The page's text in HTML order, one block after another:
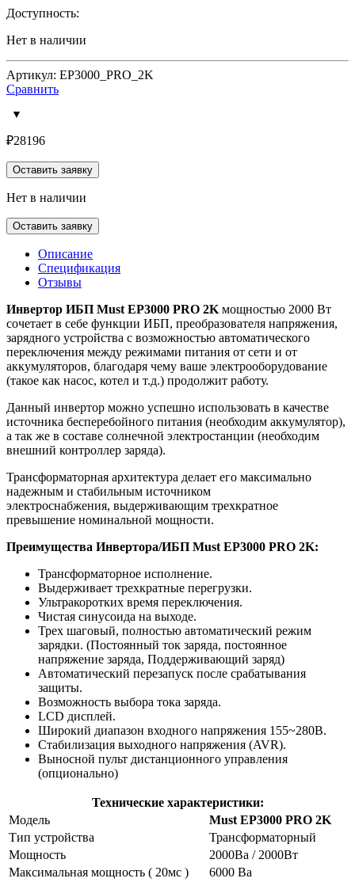
Доступность:
Нет в наличии
Артикул: EP3000_PRO_2K
Сравнить
₽28196
Оставить заявку
Нет в наличии
Оставить заявку
Описание
Спецификация
Отзывы
Инвертор ИБП Must EP3000 PRO 2K мощностью 2000 Вт
сочетает в себе функции ИБП, преобразователя напряжения,
зарядного устройства с возможностью автоматического
переключения между режимами питания от сети и от
аккумуляторов, благодаря чему ваше электрооборудование
(такое как насос, котел и т.д.) продолжит работу.
Данный инвертор можно успешно использовать в качестве
источника бесперебойного питания (необходим аккумулятор),
а так же в составе солнечной электростанции (необходим
внешний контроллер заряда).
Трансформаторная архитектура делает его максимально
надежным и стабильным источником
электроснабжения, выдерживающим трехкратное
превышение номинальной мощности.
Преимущества Инвертора/ИБП Must EP3000 PRO 2K:
Трансформаторное исполнение.
Выдерживает трехкратные перегрузки.
Ультракоротких время переключения.
Чистая синусоида на выходе.
Трех шаговый, полностью автоматический режим
зарядки. (Постоянный ток заряда, постоянное
напряжение заряда, Поддерживающий заряд)
Автоматический перезапуск после срабатывания
защиты.
Возможность выбора тока заряда.
LCD дисплей.
Широкий диапазон входного напряжения 155~280В.
Стабилизация выходного напряжения (AVR).
Выносной пульт дистанционного управления
(опционально)
Технические характеристики:
Модель
Must EP3000 PRO 2K
Тип устройства
Трансформаторный
Мощность
2000Ва / 2000Вт
Максимальная мощность ( 20мс )
6000 Ва